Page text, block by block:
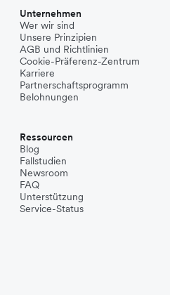
Unternehmen
Wer wir sind
Unsere Prinzipien
AGB und Richtlinien
Cookie-Präferenz-Zentrum
Karriere
Partnerschaftsprogramm
Belohnungen
Ressourcen
Blog
Fallstudien
Newsroom
FAQ
Unterstützung
Service-Status